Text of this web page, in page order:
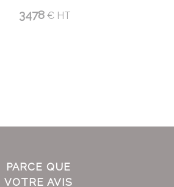
3478 €HT
PARCE QUE
VOTRE AVIS